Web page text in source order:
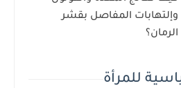
وإلتهابات المفاصل بقشر
الرمان؟
للمرأة